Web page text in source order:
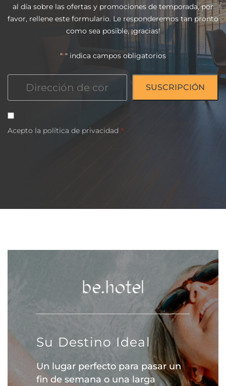
al día sobre las ofertas y promociones de temporada, por
favor, rellene este formulario. Le responderemos tan pronto
como sea posible, ¡gracias!
"*" indica campos obligatorios
Consentimiento
*
Acepto la política de privacidad .*
Su Destino Ideal
Un lugar perfecto para pasar un
fin de semana o una larga